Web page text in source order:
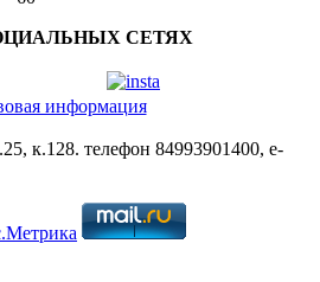
СЕТЯХ
информация
к.128. телефон 84993901400, e-